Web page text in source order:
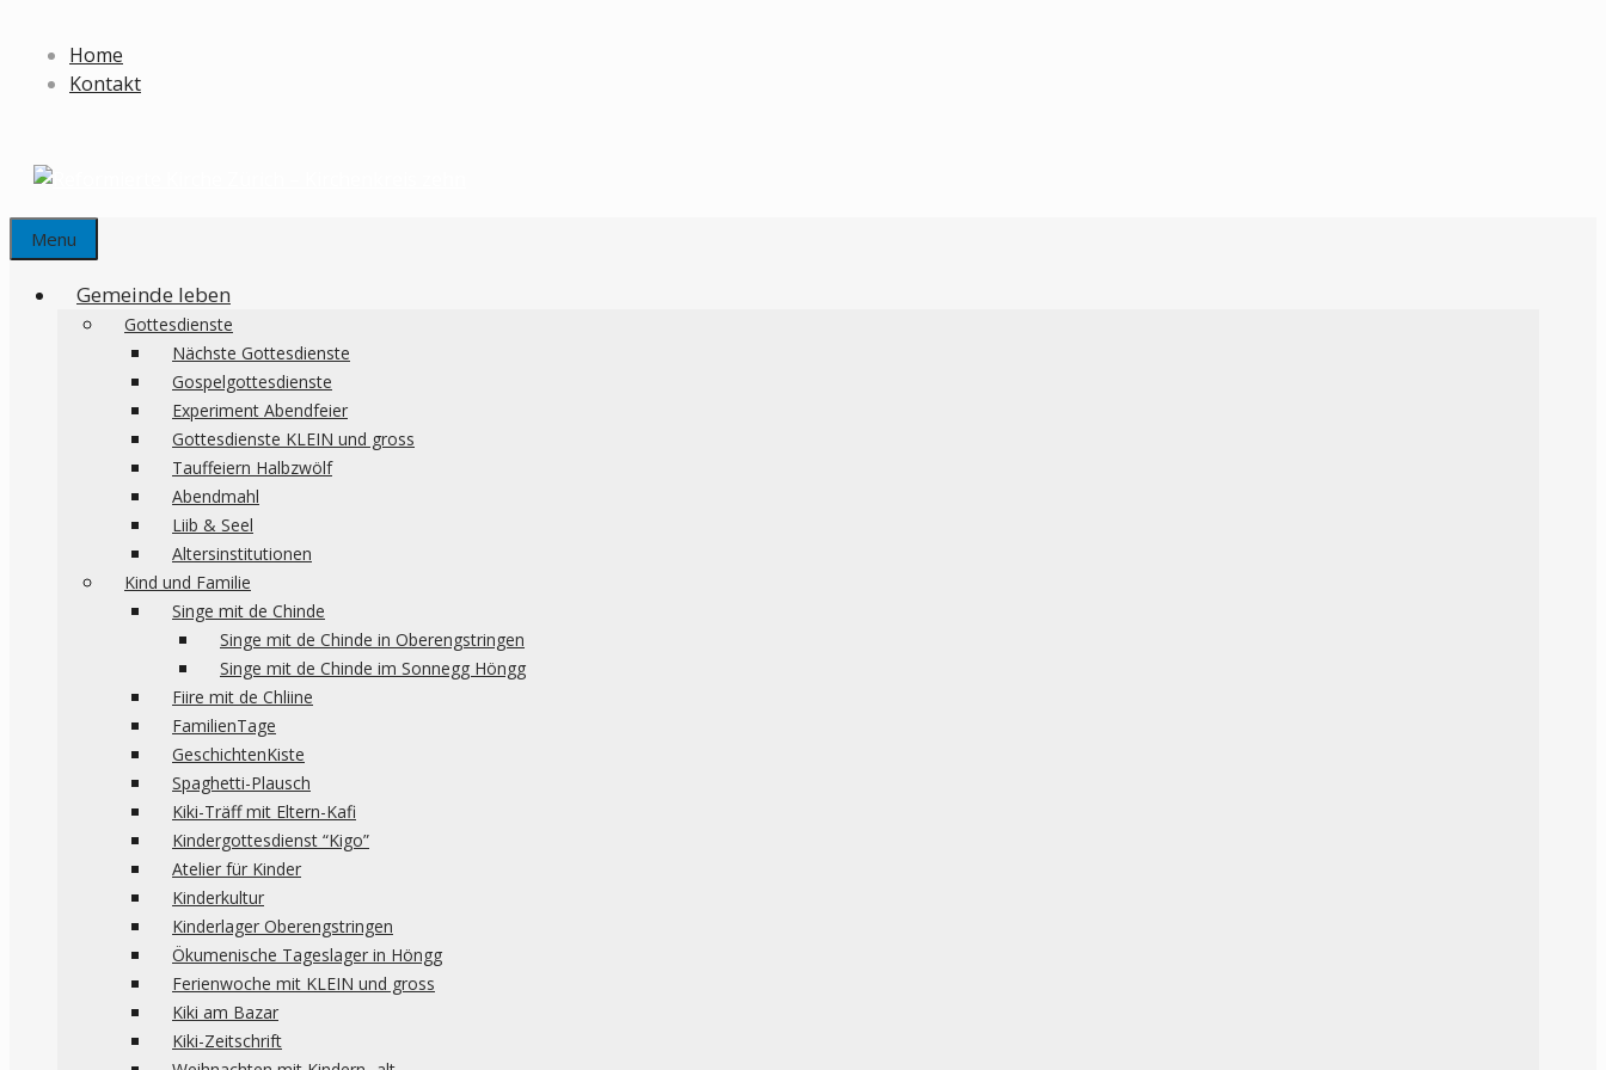
Inhalt
Home
Kontakt
Menu
Gemeinde leben
Gottesdienste
Nächste Gottesdienste
Gospelgottesdienste
Experiment Abendfeier
Gottesdienste KLEIN und gross
Tauffeiern Halbzwölf
Abendmahl
Liib & Seel
Altersinstitutionen
Kind und Familie
Singe mit de Chinde
Singe mit de Chinde in Oberengstringen
Singe mit de Chinde im Sonnegg Höngg
Fiire mit de Chliine
FamilienTage
GeschichtenKiste
Spaghetti-Plausch
Kiki-Träff mit Eltern-Kafi
Kindergottesdienst “Kigo”
Atelier für Kinder
Kinderkultur
Kinderlager Oberengstringen
Ökumenische Tageslager in Höngg
Ferienwoche mit KLEIN und gross
Kiki am Bazar
Kiki-Zeitschrift